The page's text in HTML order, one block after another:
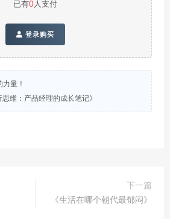
已有0人支付
登录购买
量！
思维：产品经理的成长笔记》
下一篇
《生活在哪个朝代最郁闷》